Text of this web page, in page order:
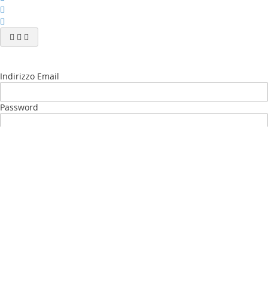
Indirizzo Email
Password